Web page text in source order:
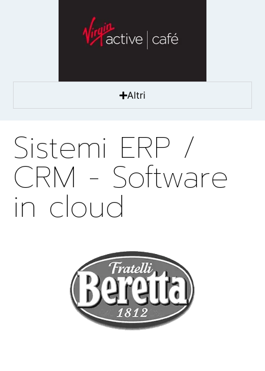
Altri
Sistemi ERP /
CRM - Software
in cloud